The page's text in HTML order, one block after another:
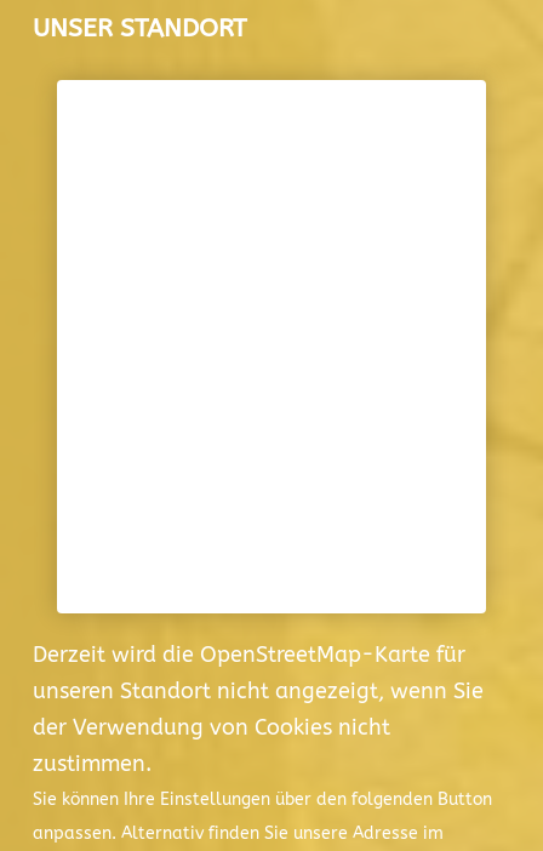
UNSER STANDORT
Derzeit wird die OpenStreetMap-Karte für
unseren Standort nicht angezeigt, wenn Sie
der Verwendung von Cookies nicht
zustimmen.
Sie können Ihre Einstellungen über den folgenden Button
anpassen. Alternativ finden Sie unsere Adresse im